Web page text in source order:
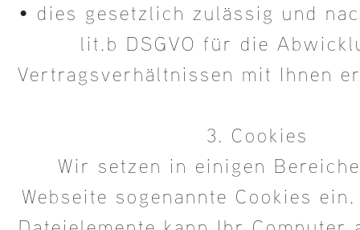
• dies gesetzlich zulässig und
lit.b DSGVO für die
Vertragsverhältnissen mit Ihnen
3. Cookies
Wir setzen in einigen
Webseite sogenannte Cookies